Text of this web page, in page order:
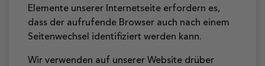
Elemente unserer Internetseite erfordern es,
dass der aufrufende Browser auch nach einem
Seitenwechsel identifiziert werden kann.
Wir verwenden auf unserer Website drüber